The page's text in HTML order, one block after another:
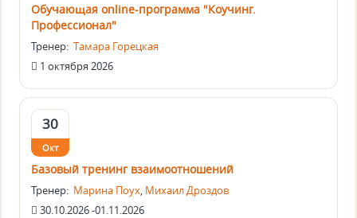
Обучающая online-программа "Коучинг.
Профессионал"
Тренер: Тамара Горецкая
1 октября 2026
30
Окт
Базовый тренинг взаимоотношений
Тренер: Марина Поух, Михаил Дроздов
30.10.2026 -01.11.2026